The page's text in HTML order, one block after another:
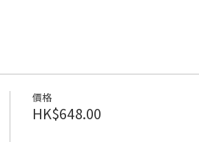
價格
HK$648.00